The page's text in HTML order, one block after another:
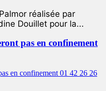
réalisée par
Douillet pour la...
pas en confinement